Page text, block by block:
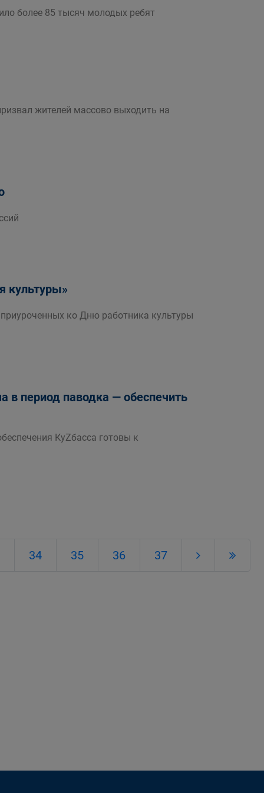
более 85 тысяч молодых ребят
жителей массово выходить на
культуры»
ко Дню работника культуры
в период паводка — обеспечить
КуZбасса готовы к
34 35 36 37